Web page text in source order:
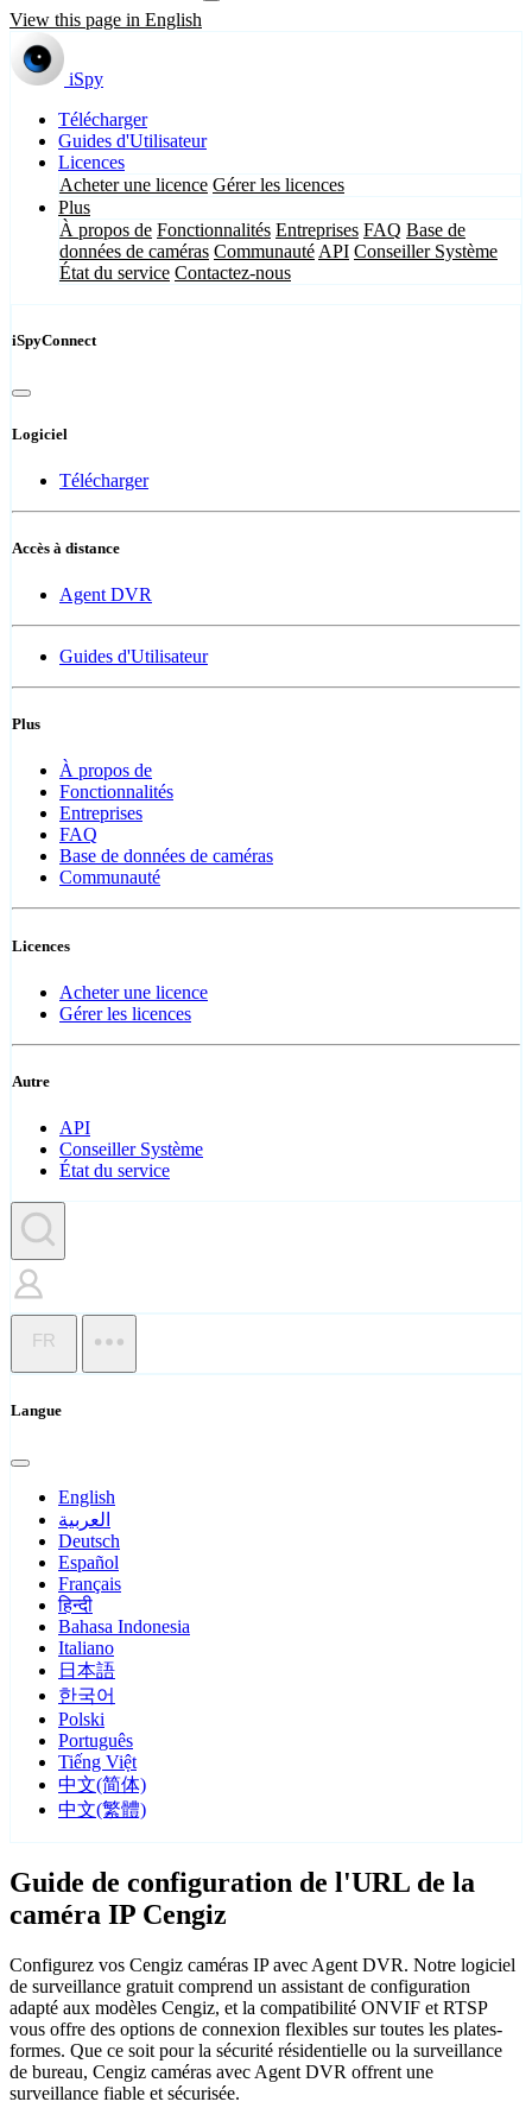
View this page in English
iSpy
Télécharger
Guides d'Utilisateur
Licences
Acheter une licence Gérer les licences
Plus
À propos de Fonctionnalités Entreprises FAQ Base de
données de caméras Communauté API Conseiller Système
État du service Contactez-nous
iSpyConnect
Logiciel
Télécharger
Accès à distance
Agent DVR
Guides d'Utilisateur
Plus
À propos de
Fonctionnalités
Entreprises
FAQ
Base de données de caméras
Communauté
Licences
Acheter une licence
Gérer les licences
Autre
API
Conseiller Système
État du service
FR
Langue
English
العربية
Deutsch
Español
Français
हिन्दी
Bahasa Indonesia
Italiano
日本語
한국어
Polski
Português
Tiếng Việt
中文(简体)
中文(繁體)
Guide de configuration de l'URL de la
caméra IP Cengiz
Configurez vos Cengiz caméras IP avec Agent DVR. Notre logiciel
de surveillance gratuit comprend un assistant de configuration
adapté aux modèles Cengiz, et la compatibilité ONVIF et RTSP
vous offre des options de connexion flexibles sur toutes les plates-
formes. Que ce soit pour la sécurité résidentielle ou la surveillance
de bureau, Cengiz caméras avec Agent DVR offrent une
surveillance fiable et sécurisée.